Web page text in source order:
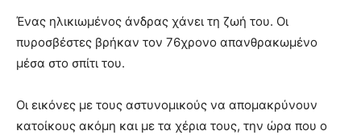
Ένας ηλικιωμένος άνδρας χάνει τη ζωή του. Οι
πυροσβέστες βρήκαν τον 76χρονο απανθρακωμένο
μέσα στο σπίτι του.
Οι εικόνες με τους αστυνομικούς να απομακρύνουν
κατοίκους ακόμη και με τα χέρια τους, την ώρα που ο